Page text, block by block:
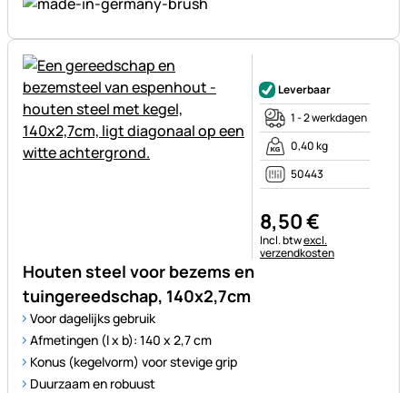
Houten steel voor bezems en
tuingereedschap, 140x2,7cm
Voor dagelijks gebruik
Afmetingen (l x b): 140 x 2,7 cm
Konus (kegelvorm) voor stevige grip
Duurzaam en robuust
Leverbaar
1 - 2 werkdagen
0,40 kg
50443
8,50€
Belastinginformatie:
Incl. btwexcl.
verzendkosten